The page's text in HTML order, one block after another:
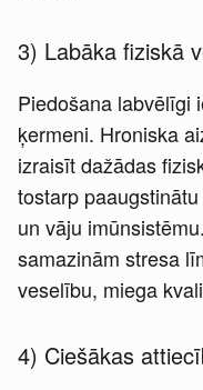
3) Labāka fiziskā
Piedošana labvēlīgi
ķermeni. Hroniska
izraisīt dažādas
tostarp
un vāju
samazinām stresa
veselību, miega
4) Ciešākas